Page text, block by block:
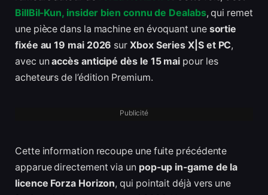
BillBil-Kun, insider bien connu de Dealabs, qui remet
une pièce dans la machine en évoquant une sortie
fixée au 19 mai 2026 surXbox Series X|S et PC,
avec unaccès anticipé dès le 15 mai pour les
acheteurs de l’édition Premium.
Publicité
Cette information recoupe une fuite précédente
apparue directement via un pop-up in-game de la
licence Forza Horizon, qui pointait déjà vers une